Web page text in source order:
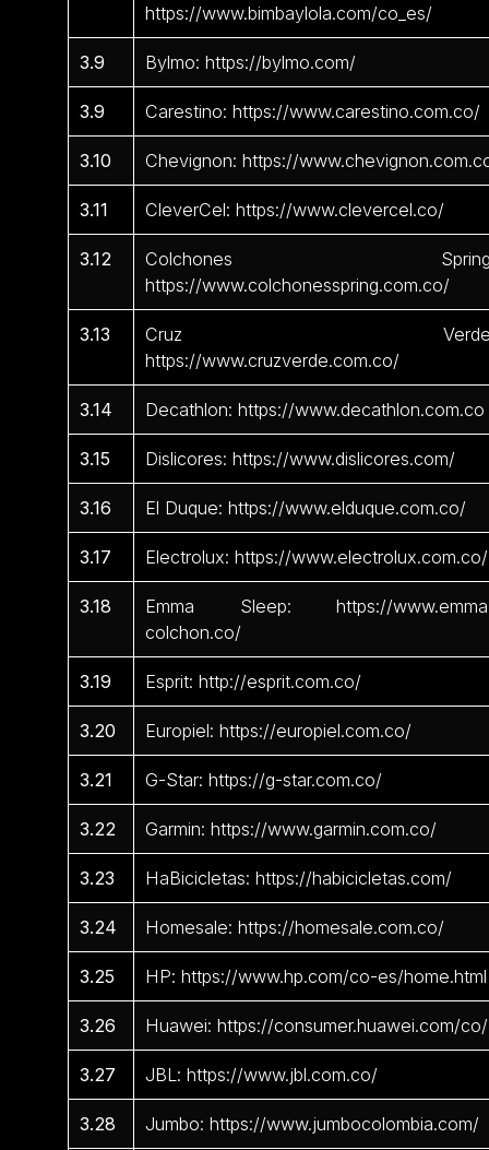
https://www.bimbaylola.com/co_es/
3.9 Bylmo: https://bylmo.com/
3.9 Carestino: https://www.carestino.com.co/
3.10 Chevignon: https://
3.11 CleverCel: https://www.clevercel.co/
3.12
Colchones
https://www.colchonesspring.com.co/
3.13
Cruz
https://www.cruzverde.com.co/
3.14 Decathlon: https://www.decathlon.com.co
3.15 Dislicores: https://www.dislicores.com/
3.16 El Duque: https://www.elduque.com.co/
3.17 Electrolux: https://www.electrolux.com.co/
3.18
Emma Sleep: https://
colchon.co/
3.19 Esprit: http://esprit.com.co/
3.20 Europiel: https://europiel.com.co/
3.21 G-Star: https://g-star.com.co/
3.22 Garmin: https://www.garmin.com.co/
3.23 HaBicicletas: https://habicicletas.com/
3.24 Homesale: https://homesale.com.co/
3.25 HP: https://www.hp.com/co-es/home.html
3.26 Huawei: https://consumer.huawei.com/co/
3.27 JBL: https://www.jbl.com.co/
3.28 Jumbo: https://www.jumbocolombia.com/